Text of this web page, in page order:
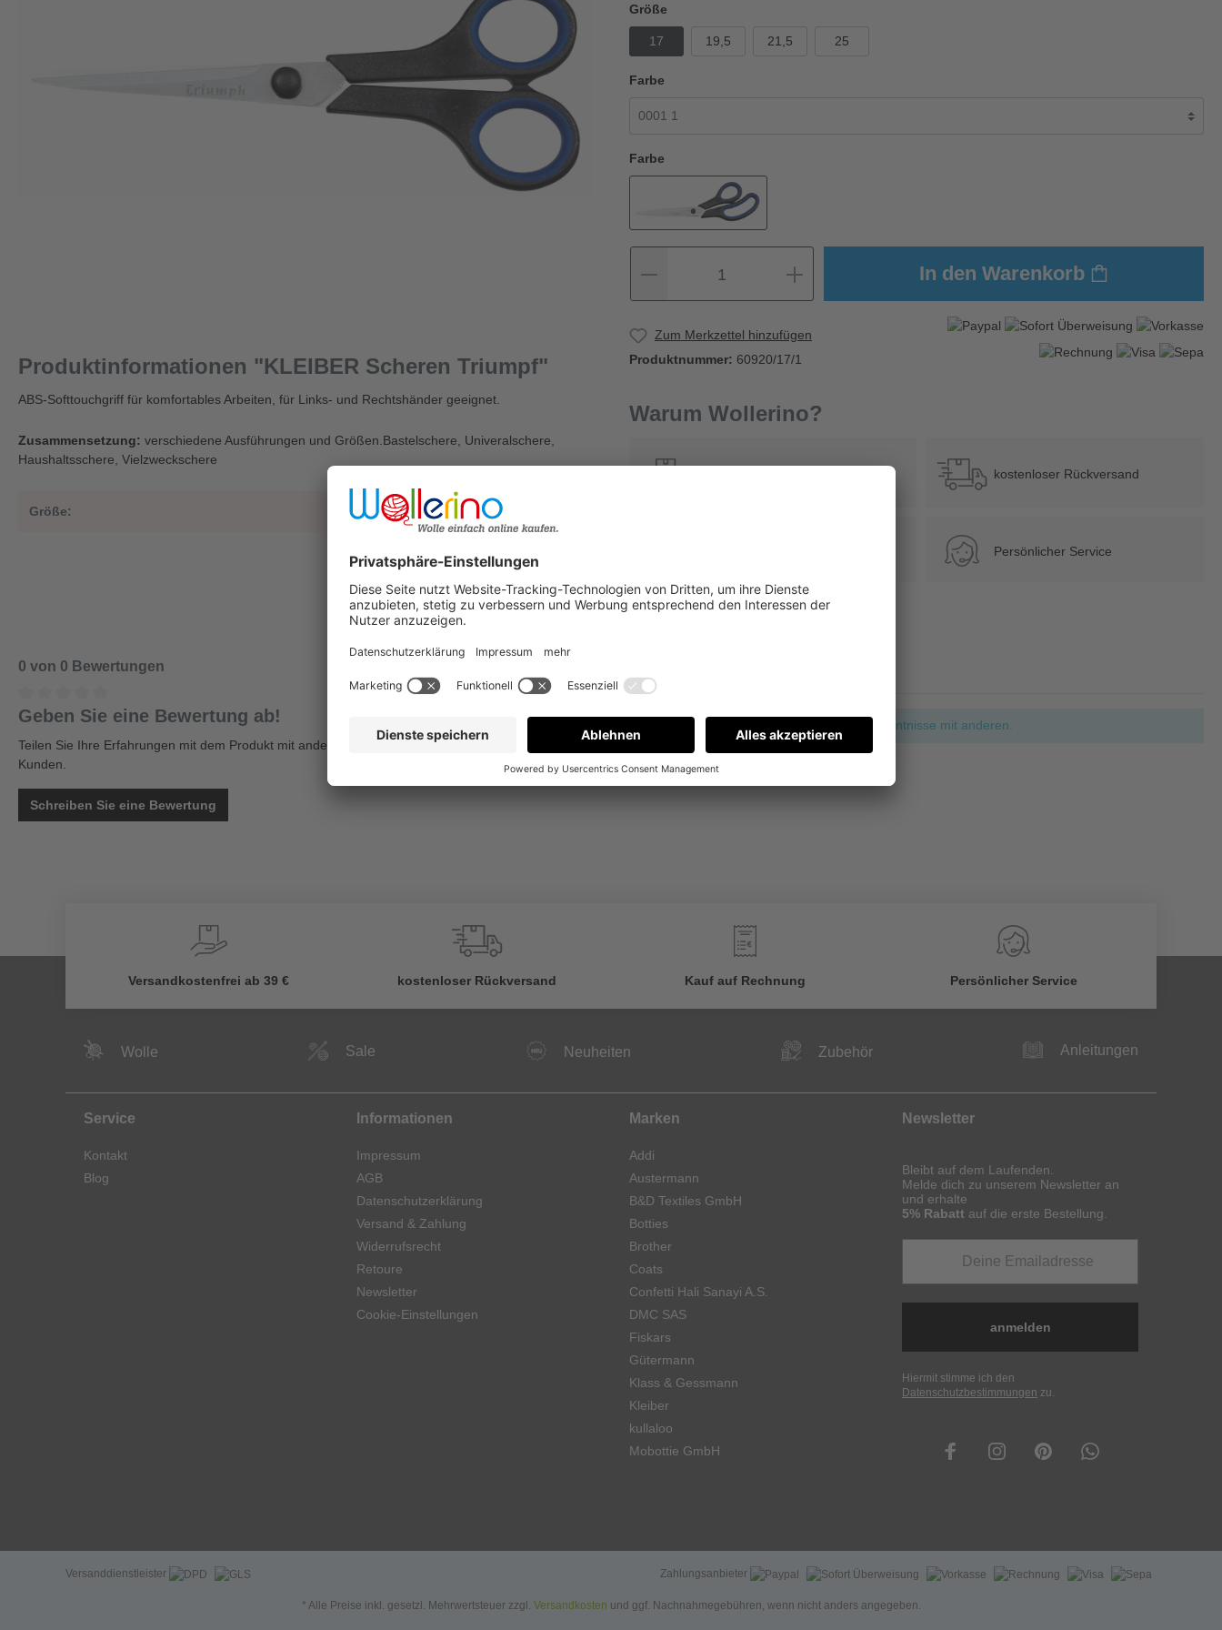
Produktinformationen "KLEIBER Scheren Triumpf"
ABS-Softtouchgriff für komfortables Arbeiten, für Links- und Rechtshänder geeignet.
Zusammensetzung: verschiedene Ausführungen und Größen.Bastelschere, Univeralschere,
Haushaltsschere, Vielzweckschere
Größe: 17
Größe
17 19,5 21,5 25
Farbe
Farbe
1 In den Warenkorb
Zum Merkzettel hinzufügen
Produktnummer: 60920/17/1
Warum Wollerino?
kostenloser Rückversand
Persönlicher Service
0 von 0 Bewertungen
Geben Sie eine Bewertung ab!
Teilen Sie Ihre Erfahrungen mit dem Produkt mit anderen
Kunden.
Schreiben Sie eine Bewertung
Keine Bewertungen gefunden. Gehen Sie voran und teilen Sie Ihre Erkenntnisse mit anderen.
Versandkostenfrei ab 39 € kostenloser Rückversand
€
Kauf auf Rechnung Persönlicher Service
Wolle Sale Neuheiten Zubehör Anleitungen
Service
Kontakt
Blog
Informationen
Impressum
AGB
Datenschutzerklärung
Versand & Zahlung
Widerrufsrecht
Retoure
Newsletter
Cookie-Einstellungen
Marken
Addi
Austermann
B&D Textiles GmbH
Botties
Brother
Coats
Confetti Hali Sanayi A.S.
DMC SAS
Fiskars
Gütermann
Klass & Gessmann
Kleiber
kullaloo
Mobottie GmbH
Newsletter
Bleibt auf dem Laufenden.
Melde dich zu unserem Newsletter an
und erhalte
5% Rabatt auf die erste Bestellung.
anmelden
Hiermit stimme ich den
Datenschutzbestimmungen zu.
Versanddienstleister Zahlungsanbieter
* Alle Preise inkl. gesetzl. Mehrwertsteuer zzgl. Versandkosten und ggf. Nachnahmegebühren, wenn nicht anders angegeben.